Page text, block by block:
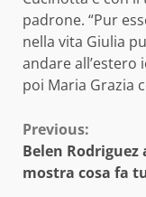
padrone. “Pur
nella vita Giulia
andare all’estero
poi Maria Grazia
Continue
Reading
Previous:
Belen
mostra cosa fa